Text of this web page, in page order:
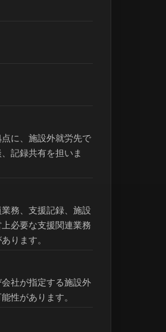
に、施設外就労先で
記録共有を担いま
務、支援記録、施設
必要な支援関連業務
ります。
社が指定する施設外
性があります。